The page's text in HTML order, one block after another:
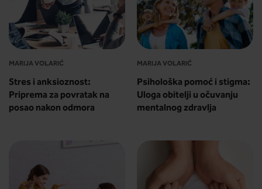
MARIJA VOLARIĆ
Stres i anksioznost:
Priprema za povratak na
posao nakon odmora
MARIJA VOLARIĆ
Psihološka pomoć i stigma:
Uloga obitelji u očuvanju
mentalnog zdravlja